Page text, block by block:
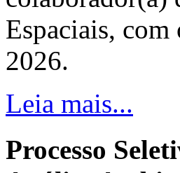
Espaciais, com
2026.
Leia mais...
Processo